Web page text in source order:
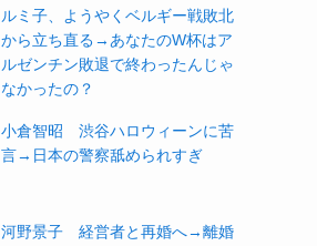
ルミ子、ようやくベルギー戦敗北
から立ち直る→あなたのW杯はア
ルゼンチン敗退で終わったんじゃ
なかったの？
小倉智昭 渋谷ハロウィーンに苦
言→日本の警察舐められすぎ
河野景子 経営者と再婚へ→離婚